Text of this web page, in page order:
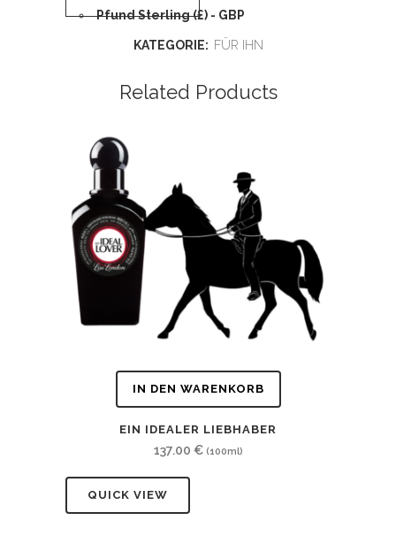
Pfund Sterling (£) - GBP
KATEGORIE: FÜR IHN
Related Products
IN DEN WARENKORB
EIN IDEALER LIEBHABER
137.00 €(100ml)
QUICK VIEW